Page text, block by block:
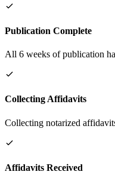
Publication Complete
All 6 weeks of publication
Collecting Affidavits
Collecting notarized
Affidavits Received